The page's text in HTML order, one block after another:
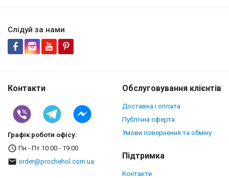
Слідуй за нами
Контакти
Графік роботи офісу:
Пн - Пт 10:00 - 19:00
order@prochehol.com.ua
Обслуговування клієнтів
Доставка і оплата
Публічна оферта
Умови повернення та обміну
Підтримка
Контакти